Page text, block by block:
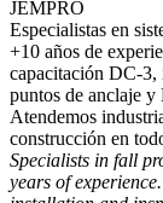
JEMPRO
Especialistas en
+10 años de
capacitación DC-3,
puntos de anclaje
Atendemos
construcción en
Specialists in fall
years of